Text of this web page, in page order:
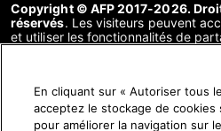
Copyright © AFP 2017-2026.
réservés. Les visiteurs peuvent
et utiliser les fonctionnalités de
communication au public,
soit, sans licence spécifique signée
éléments analysés dans le cadre
présentés ou font l’objet de liens
En cliquant sur « Autoriser tous
acceptez le stockage de cookies
pour améliorer la navigation sur